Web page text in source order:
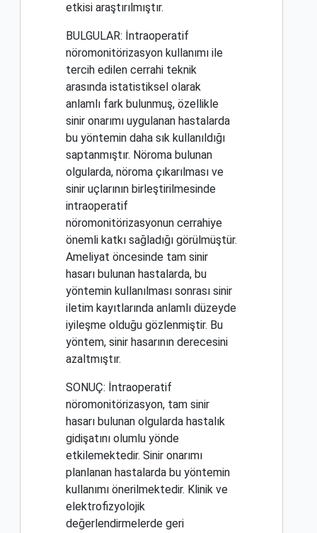
etkisi araştırılmıştır.
BULGULAR: İntraoperatif
nöromonitörizasyon kullanımı ile
tercih edilen cerrahi teknik
arasında istatistiksel olarak
anlamlı fark bulunmuş, özellikle
sinir onarımı uygulanan hastalarda
bu yöntemin daha sık kullanıldığı
saptanmıştır. Nöroma bulunan
olgularda, nöroma çıkarılması ve
sinir uçlarının birleştirilmesinde
intraoperatif
nöromonitörizasyonun cerrahiye
önemli katkı sağladığı görülmüştür.
Ameliyat öncesinde tam sinir
hasarı bulunan hastalarda, bu
yöntemin kullanılması sonrası sinir
iletim kayıtlarında anlamlı düzeyde
iyileşme olduğu gözlenmiştir. Bu
yöntem, sinir hasarının derecesini
azaltmıştır.
SONUÇ: İntraoperatif
nöromonitörizasyon, tam sinir
hasarı bulunan olgularda hastalık
gidişatını olumlu yönde
etkilemektedir. Sinir onarımı
planlanan hastalarda bu yöntemin
kullanımı önerilmektedir. Klinik ve
elektrofizyolojik
değerlendirmelerde geri